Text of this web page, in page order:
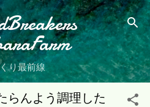
ン コンテンツに移動
り最前線
らんよう調理した